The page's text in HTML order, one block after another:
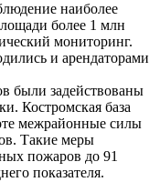
наиболее
более 1 млн
мониторинг.
и арендаторами
были задействованы
Костромская база
межрайонные силы
Такие меры
пожаров до 91
показателя.